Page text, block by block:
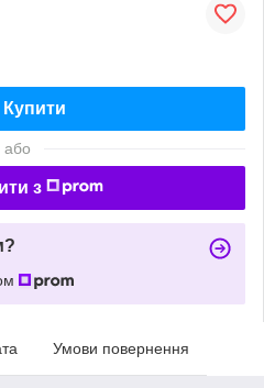
Купити
або
з
Умови повернення